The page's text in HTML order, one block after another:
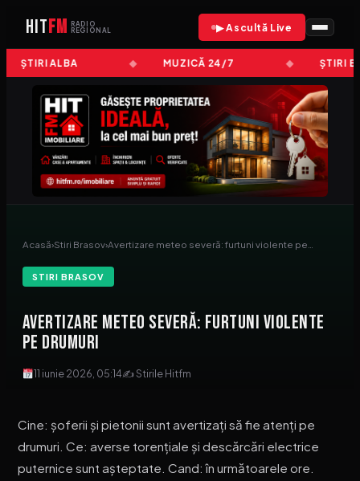
HITFM
RADIO
REGIONAL
▶ Ascultă Live
ȘTIRI ALBA MUZICĂ 24/7 ȘTIRI
Acasă›Stiri Brasov›Avertizare meteo severă: furtuni violente pe…
STIRI BRASOV
Avertizare meteo severă: furtuni violente
pe drumuri
11 iunie 2026, 05:14✍ Stirile Hitfm
Cine: șoferii și pietonii sunt avertizați să fie atenți pe
drumuri. Ce: averse torențiale și descărcări electrice
puternice sunt așteptate. Cand: în următoarele ore.